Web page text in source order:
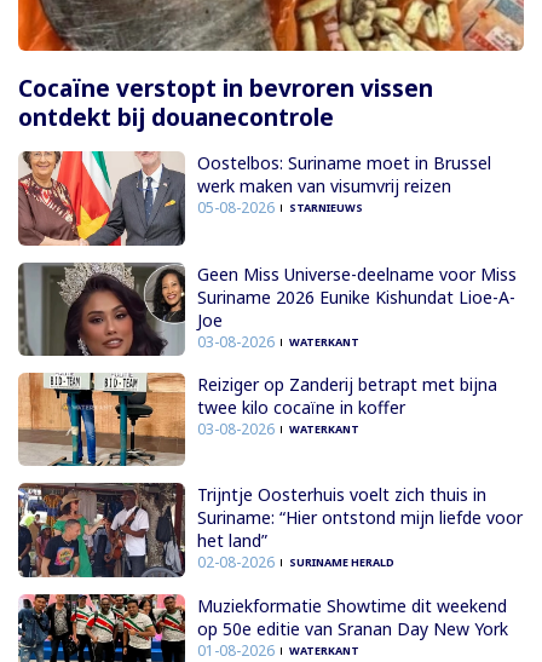
Cocaïne verstopt in bevroren vissen
ontdekt bij douanecontrole
Oostelbos: Suriname moet in Brussel
werk maken van visumvrij reizen
05-08-2026 STARNIEUWS
Geen Miss Universe-deelname voor Miss
Suriname 2026 Eunike Kishundat Lioe-A-
Joe
03-08-2026 WATERKANT
Reiziger op Zanderij betrapt met bijna
twee kilo cocaïne in koffer
03-08-2026 WATERKANT
Trijntje Oosterhuis voelt zich thuis in
Suriname: “Hier ontstond mijn liefde voor
het land”
02-08-2026 SURINAME HERALD
Muziekformatie Showtime dit weekend
op 50e editie van Sranan Day New York
01-08-2026 WATERKANT